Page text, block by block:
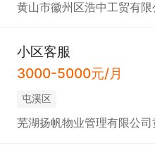
黄山市徽州区浩中工贸有限
小区客服
3000-5000元/月
屯溪区
芜湖扬帆物业管理有限公司